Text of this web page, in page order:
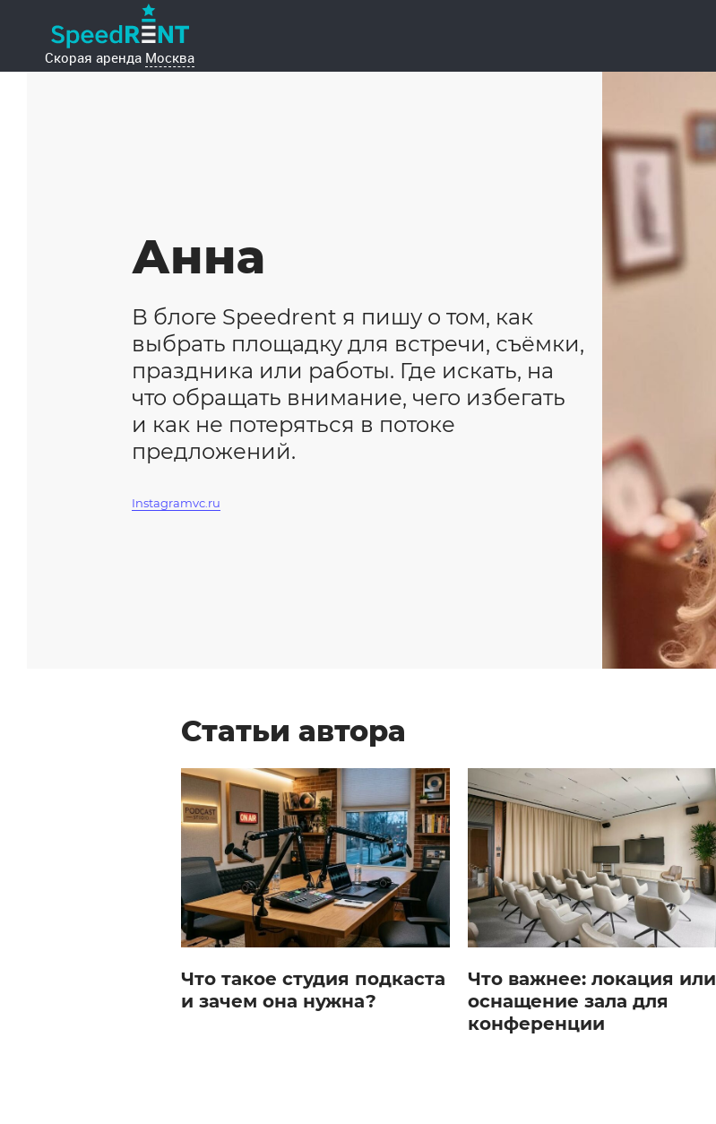
Анна
В блоге Speedrent я пишу о том, как
выбрать площадку для встречи, съёмки,
праздника или работы. Где искать, на
что обращать внимание, чего избегать
и как не потеряться в потоке
предложений.
Instagramvc.ru
Статьи автора
Что такое студия подкаста
и зачем она нужна?
Что важнее: локация или
оснащение зала для
конференции